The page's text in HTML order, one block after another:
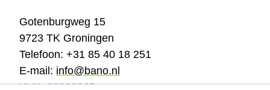
Gotenburgweg 15
9723 TK Groningen
Telefoon: +31 85 40 18 251
E-mail: info@bano.nl
KVK: 02028065